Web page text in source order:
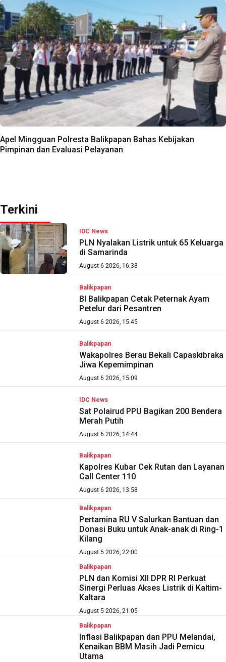
Apel Mingguan Polresta Balikpapan Bahas Kebijakan
Pimpinan dan Evaluasi Pelayanan
Terkini
IDC News
PLN Nyalakan Listrik untuk 65 Keluarga
di Samarinda
August 6 2026, 16:38
Balikpapan
BI Balikpapan Cetak Peternak Ayam
Petelur dari Pesantren
August 6 2026, 15:45
Balikpapan
Wakapolres Berau Bekali Capaskibraka
Jiwa Kepemimpinan
August 6 2026, 15:09
IDC News
Sat Polairud PPU Bagikan 200 Bendera
Merah Putih
August 6 2026, 14:44
Balikpapan
Kapolres Kubar Cek Rutan dan Layanan
Call Center 110
August 6 2026, 13:58
Balikpapan
Pertamina RU V Salurkan Bantuan dan
Donasi Buku untuk Anak-anak di Ring-1
Kilang
August 5 2026, 22:00
Balikpapan
PLN dan Komisi XII DPR RI Perkuat
Sinergi Perluas Akses Listrik di Kaltim-
Kaltara
August 5 2026, 21:05
Balikpapan
Inflasi Balikpapan dan PPU Melandai,
Kenaikan BBM Masih Jadi Pemicu
Utama